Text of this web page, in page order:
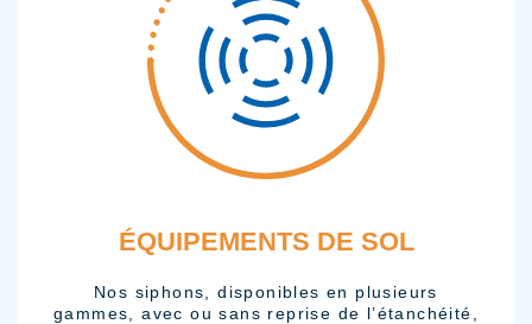
ÉQUIPEMENTS DE SOL
Nos siphons, disponibles en plusieurs
gammes, avec ou sans reprise de l’étanchéité,